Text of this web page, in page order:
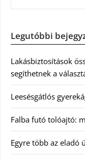
Legutóbbi
Lakásbiztosítások
segíthetnek a
Leesésgátlós
Falba futó tolóajtó:
Egyre több az eladó